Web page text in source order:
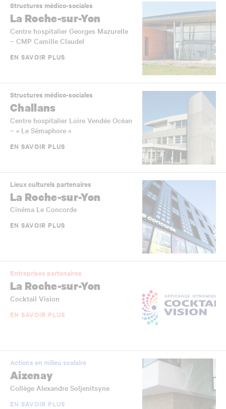
Structures médico-sociales
La Roche-sur-Yon
Centre hospitalier Georges Mazurelle
– CMP Camille Claudel
EN SAVOIR PLUS
Structures médico-sociales
Challans
Centre hospitalier Loire Vendée Océan
– « Le Sémaphore »
EN SAVOIR PLUS
Lieux culturels partenaires
La Roche-sur-Yon
Cinéma Le Concorde
EN SAVOIR PLUS
Entreprises partenaires
La Roche-sur-Yon
Cocktail Vision
EN SAVOIR PLUS
Actions en milieu scolaire
Aizenay
Collège Alexandre Soljenitsyne
EN SAVOIR PLUS